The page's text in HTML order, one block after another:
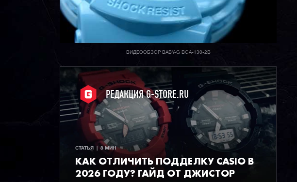
ВИДЕООБЗОР BABY-G BGA-130-2B
РЕДАКЦИЯ G-STORE.RU
СТАТЬЯ  |  8 МИН
КАК ОТЛИЧИТЬ ПОДДЕЛКУ CASIO В
2026 ГОДУ? ГАЙД ОТ ДЖИСТОР